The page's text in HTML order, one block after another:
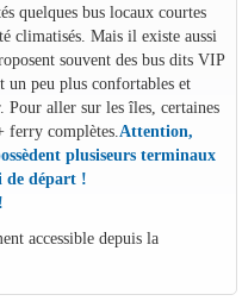
quelques bus locaux courtes
climatisés. Mais il existe aussi
souvent des bus dits VIP
un peu plus confortables et
aller sur les îles, certaines
ferry complètes. Attention,
plusiseurs terminaux
de départ !
accessible depuis la